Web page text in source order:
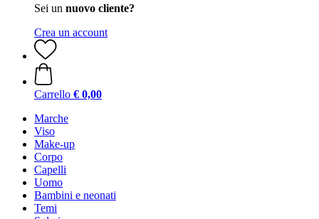
Sei un nuovo cliente?
Crea un account
Carrello € 0,00
Marche
Viso
Make-up
Corpo
Capelli
Uomo
Bambini e neonati
Temi